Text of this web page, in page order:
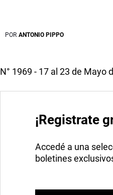
POR ANTONIO PIPPO
N° 1969 - 17 al 23 de Mayo
¡Registrate
Accedé a una
boletines